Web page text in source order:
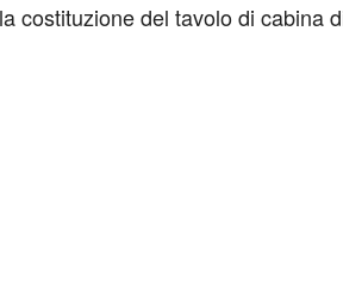
costituzione del tavolo di cabina